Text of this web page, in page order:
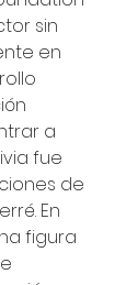
sin
en
a
fue
de
En
figura